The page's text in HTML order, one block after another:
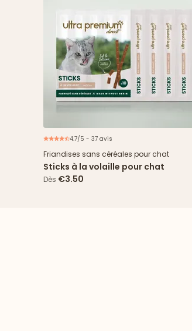
4.7/5 - 37 avis
Friandises sans céréales pour chat
Sticks à la volaille pour chat
Dès €3.50